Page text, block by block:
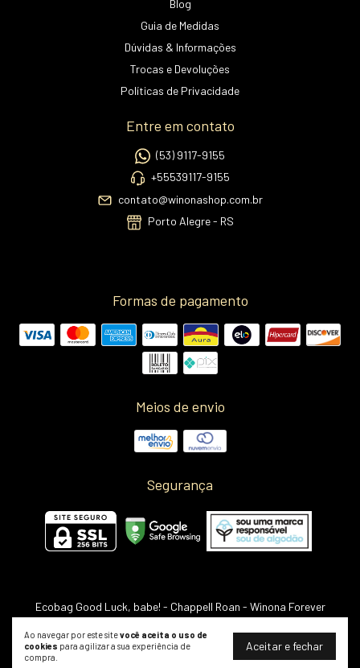
Ao navegar por este sitevocê aceita o uso de
cookies para agilizar a sua experiência de
compra.
Aceitar e fechar
Blog
Guia de Medidas
Dúvidas & Informações
Trocas e Devoluções
Políticas de Privacidade
Entre em contato
(53) 9117-9155
+55539117-9155
contato@winonashop.com.br
Porto Alegre - RS
Formas de pagamento
Meios de envio
Segurança
Ecobag Good Luck, babe! - Chappell Roan - Winona Forever